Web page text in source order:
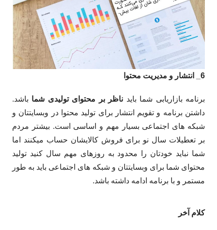
6_ انتشار و مدیریت محتوا
برنامه بازاریابی شما باید ناظر بر محتوای تولیدی شما باشد.
داشتن برنامه و تقویم انتشار برای تولید محتوا در وبسایتتان و
شبکه­ های اجتماعی بسیار مهم و اساسی است. بیش­تر مردم
بر تعطیلات سال نو برای فروش کالایشان حساب می­کنند اما
شما نباید خودتان را محدود به روزهای مهم سال کنید تولید
محتوای شما برای وبسایتتان و شبکه­ های اجتماعی باید به طور
مستمر و با برنامه ادامه داشته باشد.
کلام آخر